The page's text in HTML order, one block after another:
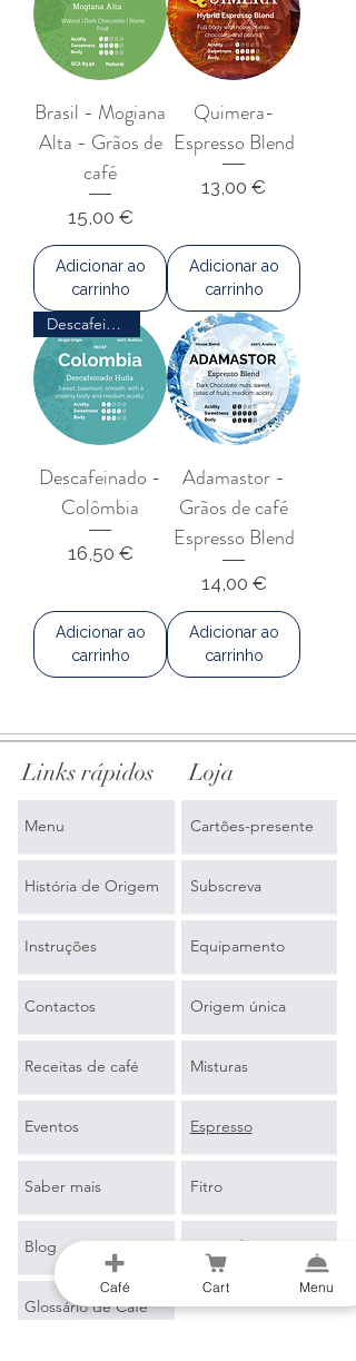
de plástico e o seu design compacto
torna o moinho perfeito para
viajantes ou alpinistas para caber na
consistente, o mini moinho é uma
parte essencial da rotina V60.
Brasil - Mogiana
Alta - Grãos de
café
Preço
15,00 €
Adicionar ao
carrinho
Quimera-
Espresso Blend
Preço
13,00 €
Adicionar ao
carrinho
Descafeinado
Descafeinado -
Colômbia
Preço
16,50 €
Adicionar ao
carrinho
Adamastor -
Grãos de café
Espresso Blend
Preço
14,00 €
Adicionar ao
carrinho
Links rápidos Loja
Menu
História de Origem
Instruções
Contactos
Receitas de café
Eventos
Saber mais
Blog
Glossário de Café
Cartões-presente
Subscreva
Equipamento
Origem única
Misturas
Espresso
Fitro
Mercadoria
Café Cart Menu